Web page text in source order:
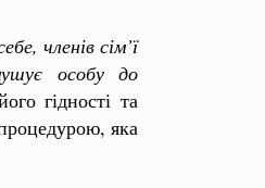
членів сім’ї
особу до
гідності та
яка